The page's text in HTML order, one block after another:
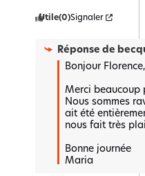
Utile(0)Signaler
Réponse de
Bonjour Florence,
Merci beaucoup
Nous sommes
ait été
nous fait très
Bonne journée
Maria